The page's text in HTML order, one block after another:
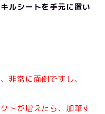
ルシートを手元に置い
非常に面倒ですし、
トが増えたら、加筆す